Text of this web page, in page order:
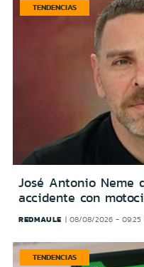
TENDENCIAS
José Antonio Neme
accidente con
REDMAULE 08/08/2026 - 09:25
TENDENCIAS